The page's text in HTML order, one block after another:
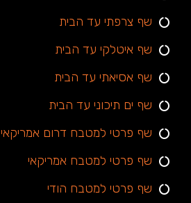
שף צרפתי עד הבית
שף איטלקי עד הבית
שף אסיאתי עד הבית
שף ים תיכוני עד הבית
שף פרטי למטבח דרום אמריקאי
שף פרטי למטבח אמריקאי
שף פרטי למטבח הודי